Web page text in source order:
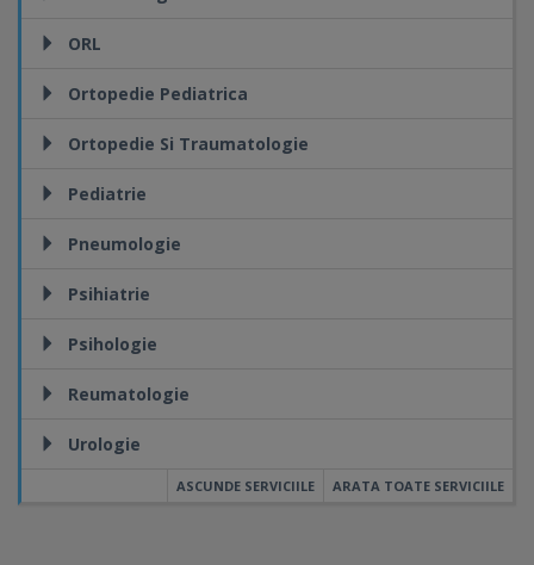
ORL
Ortopedie Pediatrica
Ortopedie Si Traumatologie
Pediatrie
Pneumologie
Psihiatrie
Psihologie
Reumatologie
Urologie
ARATA TOATE SERVICIILE
ASCUNDE SERVICIILE